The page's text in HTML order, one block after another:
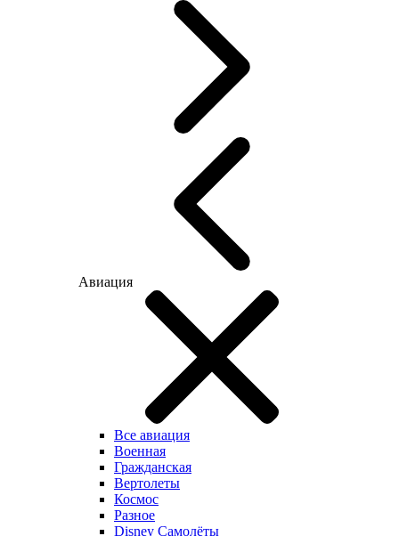
Авиация
Все авиация
Военная
Гражданская
Вертолеты
Космос
Разное
Disney Самолёты